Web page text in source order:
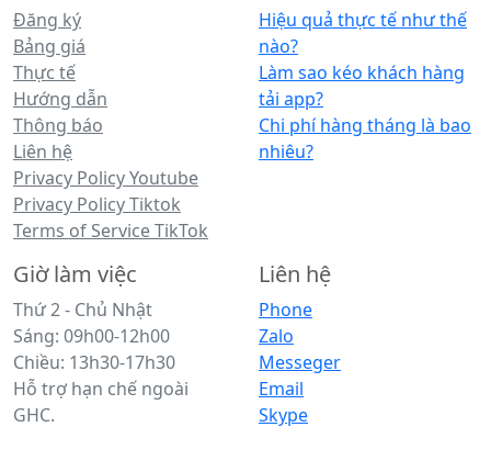
Đăng ký
Bảng giá
Thực tế
Hướng dẫn
Thông báo
Liên hệ
Privacy Policy Youtube
Privacy Policy Tiktok
Terms of Service TikTok
Hiệu quả thực tế như thế
nào?
Làm sao kéo khách hàng
tải app?
Chi phí hàng tháng là bao
nhiêu?
Giờ làm việc
Thứ 2 - Chủ Nhật
Sáng: 09h00-12h00
Chiều: 13h30-17h30
Hỗ trợ hạn chế ngoài
GHC.
Liên hệ
Phone
Zalo
Messeger
Email
Skype